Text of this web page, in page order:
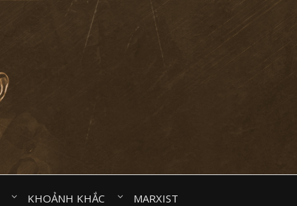
KHOẢNH KHẮC⠀
MARXIST⠀